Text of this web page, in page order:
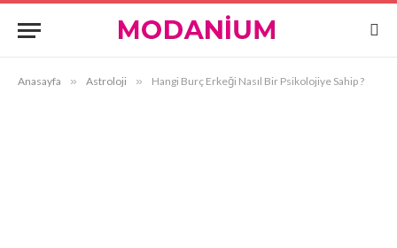
Anasayfa » Astroloji » Hangi Burç Erkeği Nasıl Bir Psikolojiye Sahip ?